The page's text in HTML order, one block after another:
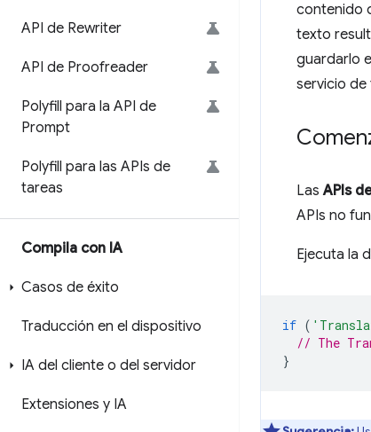
API de Rewriter
API de Proofreader
Polyfill para la API de
Prompt
Polyfill para las APIs de
tareas
Compila con IA
Casos de éxito
Traducción en el dispositivo
IA del cliente o del servidor
Extensiones y IA
contenido
texto
guardarlo
servicio
LasAPIs
APIs no
Ejecuta la
if (
// The
}